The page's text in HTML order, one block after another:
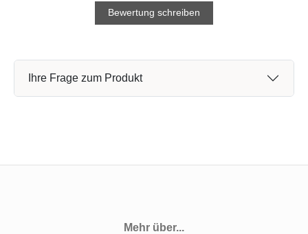
Bewertung schreiben
Ihre Frage zum Produkt
Mehr über...